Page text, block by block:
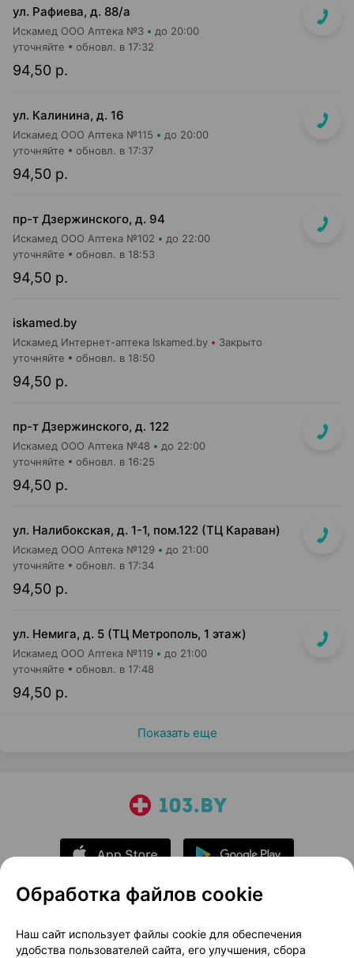
ул. Рафиева, д. 88/а
Искамед ООО Аптека №3 до 20:00
94,50 р.
уточняйте обновл. в 17:32
ул. Калинина, д. 16
Искамед ООО Аптека №115 до 20:00
94,50 р.
уточняйте обновл. в 17:37
пр-т Дзержинского, д. 94
Искамед ООО Аптека №102 до 22:00
94,50 р.
уточняйте обновл. в 18:53
iskamed.by
Искамед Интернет-аптека Iskamed.by Закрыто
94,50 р.
уточняйте обновл. в 18:50
пр-т Дзержинского, д. 122
Искамед ООО Аптека №48 до 22:00
94,50 р.
уточняйте обновл. в 16:25
ул. Налибокская, д. 1-1, пом.122 (ТЦ Караван)
Искамед ООО Аптека №129 до 21:00
94,50 р.
уточняйте обновл. в 17:34
ул. Немига, д. 5 (ТЦ Метрополь, 1 этаж)
Искамед ООО Аптека №119 до 21:00
94,50 р.
уточняйте обновл. в 17:48
Показать еще
О проекте
Новости проекта
Размещение рекламы
Медицинский маркетинг
Обработка файлов cookie
Наш сайт использует файлы cookie для обеспечения
удобства пользователей сайта, его улучшения, сбора